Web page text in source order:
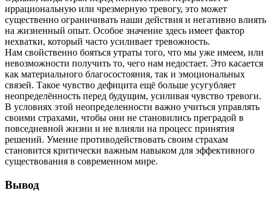
иррациональную или чрезмерную тревогу, это может
существенно ограничивать наши действия и негативно влиять
на жизненный опыт. Особое значение здесь имеет фактор
нехватки, который часто усиливает тревожность.
Нам свойственно бояться утраты того, что мы уже имеем, или
невозможности получить то, чего нам недостает. Это касается
как материального благосостояния, так и эмоциональных
связей. Такое чувство дефицита ещё больше усугубляет
неопределённость перед будущим, усиливая чувство тревоги.
В условиях этой неопределенности важно учиться управлять
своими страхами, чтобы они не становились преградой в
повседневной жизни и не влияли на процесс принятия
решений. Умение противодействовать своим страхам
становится критически важным навыком для эффективного
существования в современном мире.
Вывод